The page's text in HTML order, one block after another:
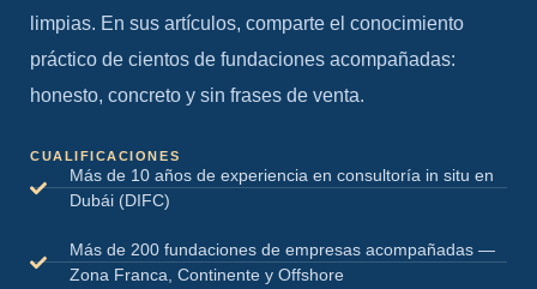
limpias. En sus artículos, comparte el conocimiento
práctico de cientos de fundaciones acompañadas:
honesto, concreto y sin frases de venta.
CUALIFICACIONES
Más de 10 años de experiencia en consultoría in situ en
Dubái (DIFC)
Más de 200 fundaciones de empresas acompañadas —
Zona Franca, Continente y Offshore